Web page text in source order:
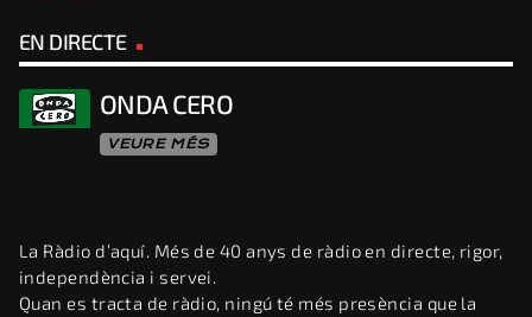
EN DIRECTE
ONDA CERO
VEURE MÉS
La Ràdio d’aquí. Més de 40 anys de ràdio en directe, rigor,
independència i servei.
Quan es tracta de ràdio, ningú té més presència que la